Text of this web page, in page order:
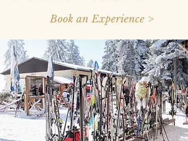
Book an Experience >